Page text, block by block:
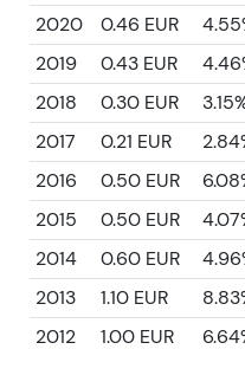
2020
0.46 EUR
2019
0.43 EUR
2018
0.30 EUR
2017
0.21 EUR
2016
0.50 EUR
2015
0.50 EUR
2014
0.60 EUR
2013
1.10 EUR
2012
1.00 EUR